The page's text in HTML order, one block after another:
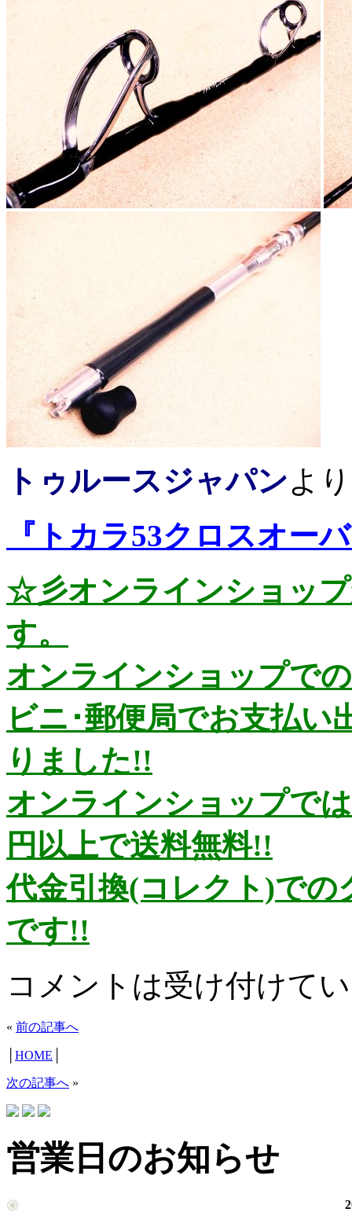
トゥルースジャパンより
『トカラ53クロスオー
☆彡オンラインショッ
す。
オンラインショップで
ビニ･郵便局でお支払い
りました!!
オンラインショップで
円以上で送料無料!!
代金引換(コレクト)で
です!!
コメントは受け付けて
« 前の記事へ
HOME
次の記事へ »
営業日のお知らせ